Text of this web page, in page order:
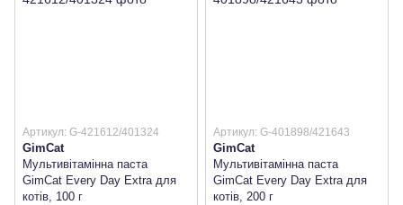
Артикул: G-421612/401324
GimCat
Мультивітамінна паста
GimCat Every Day Extra для
котів, 100 г
Артикул: G-401898/421643
GimCat
Мультивітамінна паста
GimCat Every Day Extra для
котів, 200 г